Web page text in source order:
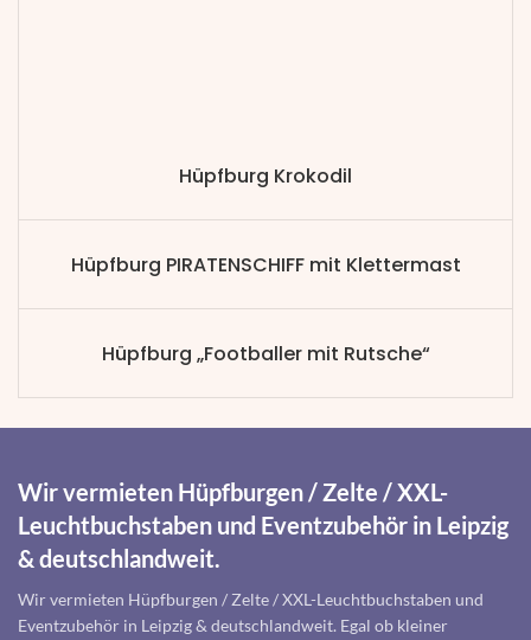
Hüpfburg Krokodil
Hüpfburg PIRATENSCHIFF mit Klettermast
Hüpfburg „Footballer mit Rutsche“
Wir vermieten Hüpfburgen / Zelte / XXL-
Leuchtbuchstaben und Eventzubehör in Leipzig
& deutschlandweit.
Wir vermieten Hüpfburgen / Zelte / XXL-Leuchtbuchstaben und
Eventzubehör in Leipzig & deutschlandweit. Egal ob kleiner